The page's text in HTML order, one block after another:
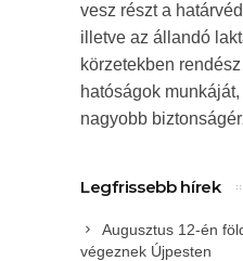
vesz részt a
illetve az állandó
körzetekben
hatóságok
nagyobb
Legfrissebb hírek
Augusztus 12-én
végeznek Újpesten